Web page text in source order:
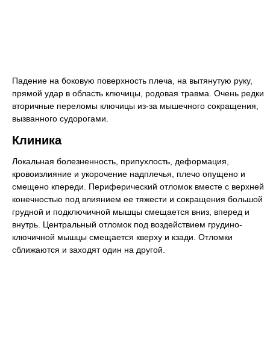
Падение на боковую поверхность плеча, на вытянутую руку,
прямой удар в область ключицы, родовая травма. Очень редки
вторичные переломы ключицы из-за мышечного сокращения,
вызванного судорогами.
Клиника
Локальная болезненность, припухлость, деформация,
кровоизлияние и укорочение надплечья, плечо опущено и
смещено кпереди. Периферический отломок вместе с верхней
конечностью под влиянием ее тяжести и сокращения большой
грудной и подключичной мышцы смещается вниз, вперед и
внутрь. Центральный отломок под воздействием грудино-
ключичной мышцы смещается кверху и кзади. Отломки
сближаются и заходят один на другой.